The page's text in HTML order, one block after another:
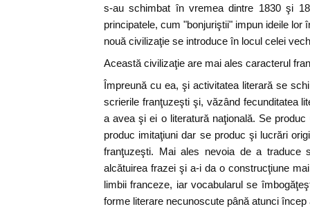
s-au schimbat în vremea dintre 1830 şi
principatele, cum "bonjuriştii" impun ideile lor
nouă civilizaţie se introduce în locul celei
Această civilizaţie are mai ales caracterul
Împreună cu ea, şi activitatea literară se
scrierile franţuzeşti şi, văzând fecunditatea
a avea şi ei o literatură naţională. Se
produc imitaţiuni dar se produc şi lucrări
franţuzeşti. Mai ales nevoia de a traduce
alcătuirea frazei şi a-i da o construcţiune
limbii franceze, iar vocabularul se
forme literare necunoscute până atunci încep